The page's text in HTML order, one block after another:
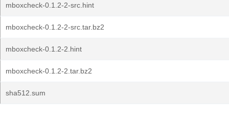
mboxcheck-0.1.2-2-src.hint
mboxcheck-0.1.2-2-src.tar.bz2
mboxcheck-0.1.2-2.hint
mboxcheck-0.1.2-2.tar.bz2
sha512.sum